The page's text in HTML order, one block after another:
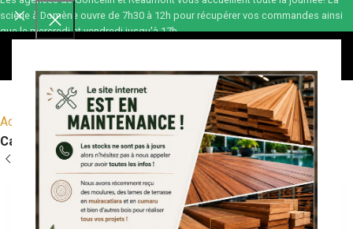
Accueil Terrasse bois Accessoires terrasses
Cales et pads pour terrasses
scierie à Domène ouvre de 7h30 à 12h pour récupérer vos commandes ainsi
que le mercredi et vendredi jusqu'à 17h.